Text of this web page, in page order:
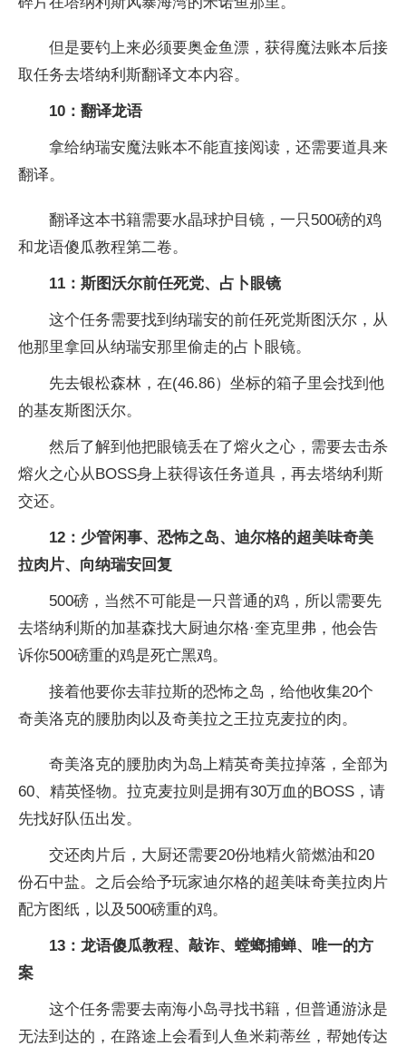
但是要钓上来必须要奥金鱼漂，获得魔法账本后接
取任务去塔纳利斯翻译文本内容。
10：翻译龙语
拿给纳瑞安魔法账本不能直接阅读，还需要道具来
翻译。
翻译这本书籍需要水晶球护目镜，一只500磅的鸡
和龙语傻瓜教程第二卷。
11：斯图沃尔前任死党、占卜眼镜
这个任务需要找到纳瑞安的前任死党斯图沃尔，从
他那里拿回从纳瑞安那里偷走的占卜眼镜。
先去银松森林，在(46.86）坐标的箱子里会找到他
的基友斯图沃尔。
然后了解到他把眼镜丢在了熔火之心，需要去击杀
熔火之心从BOSS身上获得该任务道具，再去塔纳利斯
交还。
12：少管闲事、恐怖之岛、迪尔格的超美味奇美
拉肉片、向纳瑞安回复
500磅，当然不可能是一只普通的鸡，所以需要先
去塔纳利斯的加基森找大厨迪尔格·奎克里弗，他会告
诉你500磅重的鸡是死亡黑鸡。
接着他要你去菲拉斯的恐怖之岛，给他收集20个
奇美洛克的腰肋肉以及奇美拉之王拉克麦拉的肉。
奇美洛克的腰肋肉为岛上精英奇美拉掉落，全部为
60、精英怪物。拉克麦拉则是拥有30万血的BOSS，请
先找好队伍出发。
交还肉片后，大厨还需要20份地精火箭燃油和20
份石中盐。之后会给予玩家迪尔格的超美味奇美拉肉片
配方图纸，以及500磅重的鸡。
13：龙语傻瓜教程、敲诈、螳螂捕蝉、唯一的方
案
这个任务需要去南海小岛寻找书籍，但普通游泳是
无法到达的，在路途上会看到人鱼米莉蒂丝，帮她传达